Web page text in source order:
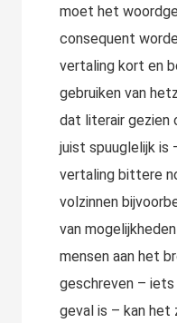
moet het
consequent
vertaling kort en
gebruiken van
dat literair gezien
juist spuuglelijk is
vertaling bittere
volzinnen
van
mensen aan het
geschreven –
geval is – kan het